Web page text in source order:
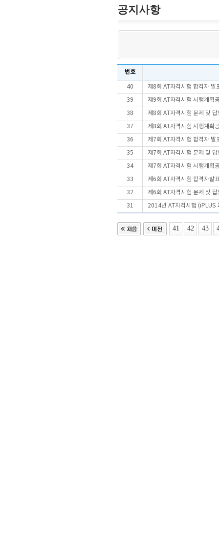
공지사항
번호
40 제8회 AT자격시험 합격자 발
39 제9회 AT자격시험 시행계획
38 제8회 AT자격시험 문제 및 답
37 제8회 AT자격시험 시행계획
36 제7회 AT자격시험 합격자 발
35 제7회 AT자격시험 문제 및 답
34 제7회 AT자격시험 시행계획
33 제6회 AT자격시험 합격자발
32 제6회 AT자격시험 문제 및 답
31 2014년 AT자격시험 (iPLUS
41 42 43